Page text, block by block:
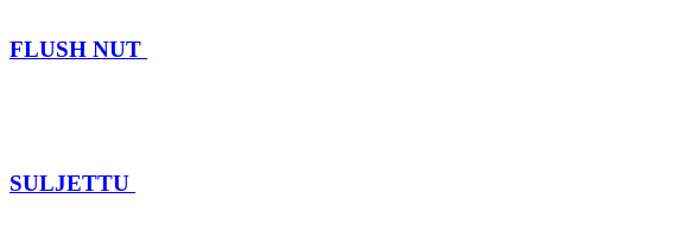
FLUSH NUT
SULJETTU